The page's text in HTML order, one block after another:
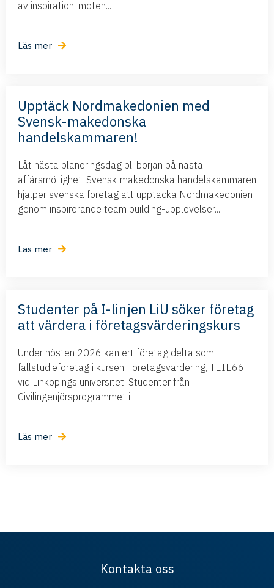
av inspiration, möten...
Läs mer
Upptäck Nordmakedonien med
Svensk-makedonska
handelskammaren!
Låt nästa planeringsdag bli början på nästa
affärsmöjlighet. Svensk-makedonska handelskammaren
hjälper svenska företag att upptäcka Nordmakedonien
genom inspirerande team building-upplevelser...
Läs mer
Studenter på I-linjen LiU söker företag
att värdera i företagsvärderingskurs
Under hösten 2026 kan ert företag delta som
fallstudieföretag i kursen Företagsvärdering, TEIE66,
vid Linköpings universitet. Studenter från
Civilingenjörsprogrammet i...
Läs mer
Kontakta oss